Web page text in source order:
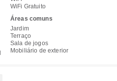
WiFi Gratuito
Áreas comuns
Jardim
Terraço
Sala de jogos
Mobiliário de exterior